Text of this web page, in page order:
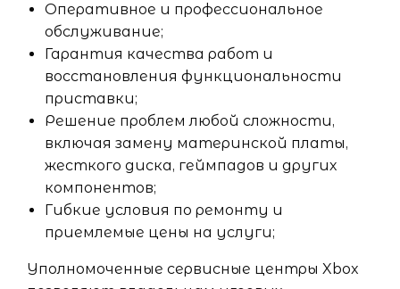
Оперативное и профессиональное
обслуживание;
Гарантия качества работ и
восстановления функциональности
приставки;
Решение проблем любой сложности,
включая замену материнской платы,
жесткого диска, геймпадов и других
компонентов;
Гибкие условия по ремонту и
приемлемые цены на услуги;
Уполномоченные сервисные центры Xbox